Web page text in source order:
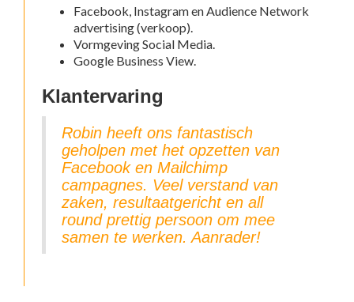
Facebook, Instagram en Audience Network
advertising (verkoop).
Vormgeving Social Media.
Google Business View.
Klantervaring
Robin heeft ons fantastisch
geholpen met het opzetten van
Facebook en Mailchimp
campagnes. Veel verstand van
zaken, resultaatgericht en all
round prettig persoon om mee
samen te werken. Aanrader!